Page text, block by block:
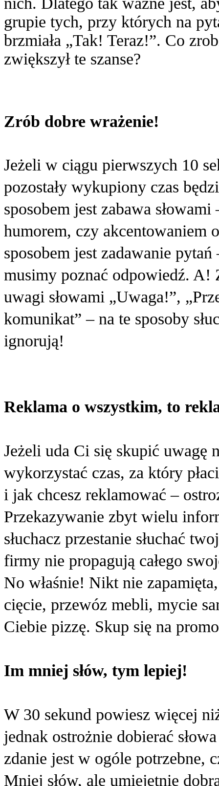
grupie tych, przy których na
brzmiała „Tak! Teraz!”. Co
zwiększył te szanse?
Zrób dobre wrażenie!
Jeżeli w ciągu pierwszych 10
pozostały wykupiony czas
sposobem jest zabawa
humorem, czy akcentowaniem
sposobem jest zadawanie
musimy poznać odpowiedź. A!
uwagi słowami „Uwaga!”,
komunikat” – na te sposoby
ignorują!
Reklama o wszystkim, to
Jeżeli uda Ci się skupić uwagę
wykorzystać czas, za który
i jak chcesz reklamować –
Przekazywanie zbyt wielu
słuchacz przestanie słuchać
firmy nie propagują całego
No właśnie! Nikt nie
cięcie, przewóz mebli, mycie
Ciebie pizzę. Skup się na
Im mniej słów, tym lepiej!
W 30 sekund powiesz więcej
jednak ostrożnie dobierać
zdanie jest w ogóle potrzebne,
Mniej słów, ale umiejętnie